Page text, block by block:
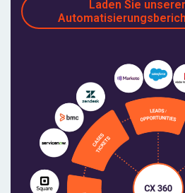
Laden Sie